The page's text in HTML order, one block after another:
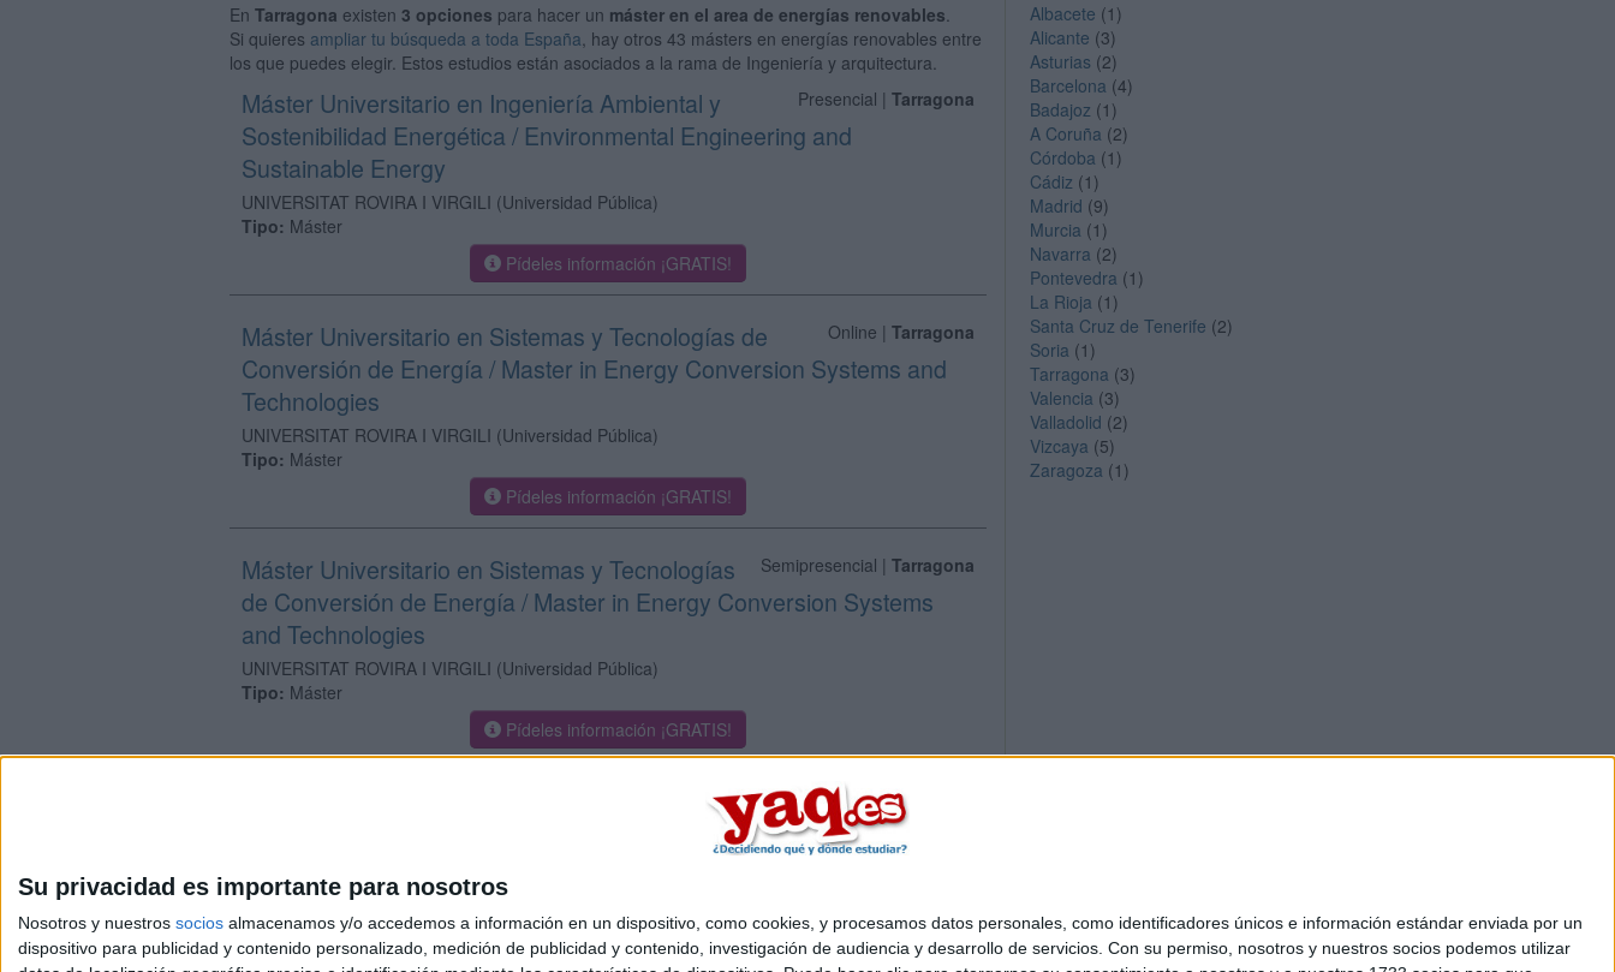
Su privacidad es importante para nosotros
Nosotros y nuestros socios almacenamos y/o accedemos a información en un dispositivo, como cookies, y procesamos datos personales, como identificadores únicos e información estándar enviada por un
dispositivo para publicidad y contenido personalizado, medición de publicidad y contenido, investigación de audiencia y desarrollo de servicios. Con su permiso, nosotros y nuestros socios podemos utilizar
En Tarragona existen 3 opciones para hacer un máster en el area de energías renovables.
Si quieres ampliar tu búsqueda a toda España, hay otros 43 másters en energías renovables entre
los que puedes elegir. Estos estudios están asociados a la rama de Ingeniería y arquitectura.
Presencial |Tarragona
Máster Universitario en Ingeniería Ambiental y
Sostenibilidad Energética / Environmental Engineering and
Sustainable Energy
UNIVERSITAT ROVIRA I VIRGILI (Universidad Pública)
Tipo: Máster
Pídeles información ¡GRATIS!
Online |Tarragona
Máster Universitario en Sistemas y Tecnologías de
Conversión de Energía / Master in Energy Conversion Systems and
Technologies
UNIVERSITAT ROVIRA I VIRGILI (Universidad Pública)
Tipo: Máster
Pídeles información ¡GRATIS!
Semipresencial |Tarragona
Máster Universitario en Sistemas y Tecnologías
de Conversión de Energía / Master in Energy Conversion Systems
and Technologies
UNIVERSITAT ROVIRA I VIRGILI (Universidad Pública)
Tipo: Máster
Pídeles información ¡GRATIS!
Albacete (1)
Alicante (3)
Asturias (2)
Barcelona (4)
Badajoz (1)
A Coruña (2)
Córdoba (1)
Cádiz (1)
Madrid (9)
Murcia (1)
Navarra (2)
Pontevedra (1)
La Rioja (1)
Santa Cruz de Tenerife (2)
Soria (1)
Tarragona (3)
Valencia (3)
Valladolid (2)
Vizcaya (5)
Zaragoza (1)
Quiénes somos|Contactar|Anúnciate
Aviso legal|Politica de privacidad|Condiciones generales|Política de cookies